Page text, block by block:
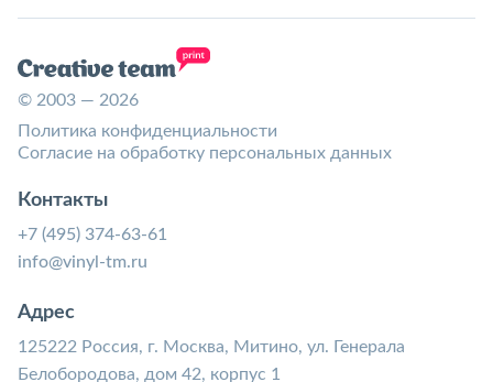
© 2003 — 2026
Политика конфиденциальности
Согласие на обработку персональных данных
Контакты
+7 (495) 374-63-61
info@vinyl-tm.ru
Адрес
125222 Россия, г. Москва, Митино, ул. Генерала
Белобородова, дом 42, корпус 1